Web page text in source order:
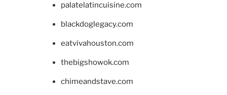
palatelatincuisine.com
blackdoglegacy.com
eatvivahouston.com
thebigshowok.com
chimeandstave.com